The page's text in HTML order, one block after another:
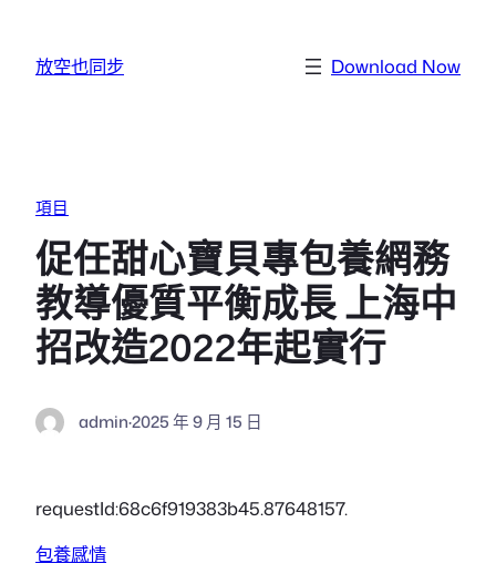
放空也同步 Download Now
項目
促任甜心寶貝專包養網務
教導優質平衡成長 上海中
招改造2022年起實行
admin·2025 年 9 月 15 日
requestId:68c6f919383b45.87648157.
包養感情